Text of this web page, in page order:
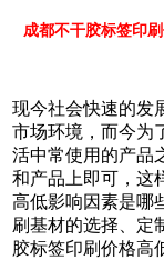
成都不干胶标签印
现今社会快速的发
市场环境，而今
活中常使用的产品
和产品上即可，
高低影响因素是哪
刷基材的选择、
胶标签印刷价格高